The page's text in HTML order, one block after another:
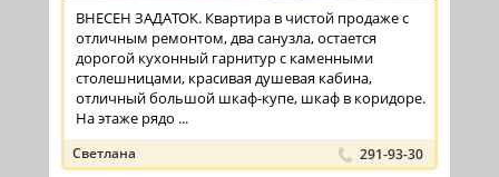
ВНЕСЕН ЗАДАТОК. Квартира в чистой продаже с
отличным ремонтом, два санузла, остается
дорогой кухонный гарнитур с каменными
столешницами, красивая душевая кабина,
отличный большой шкаф-купе, шкаф в коридоре.
На этаже рядо ...
Светлана 291-93-30